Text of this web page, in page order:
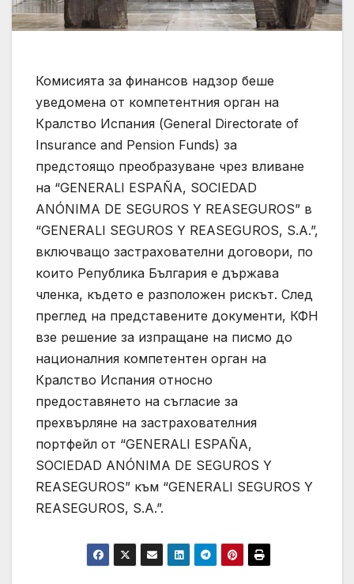
Комисията за финансов надзор беше
уведомена от компетентния орган на
Кралство Испания (General Directorate of
Insurance and Pension Funds) за
предстоящо преобразуване чрез вливане
на “GENERALI ESPAÑA, SOCIEDAD
ANÓNIMA DE SEGUROS Y REASEGUROS” в
“GENERALI SEGUROS Y REASEGUROS, S.A.”,
включващо застрахователни договори, по
които Република България е държава
членка, където е разположен рискът. След
преглед на представените документи, КФН
взе решение за изпращане на писмо до
националния компетентен орган на
Кралство Испания относно
предоставянето на съгласие за
прехвърляне на застрахователния
портфейл от “GENERALI ESPAÑA,
SOCIEDAD ANÓNIMA DE SEGUROS Y
REASEGUROS” към “GENERALI SEGUROS Y
REASEGUROS, S.A.”.